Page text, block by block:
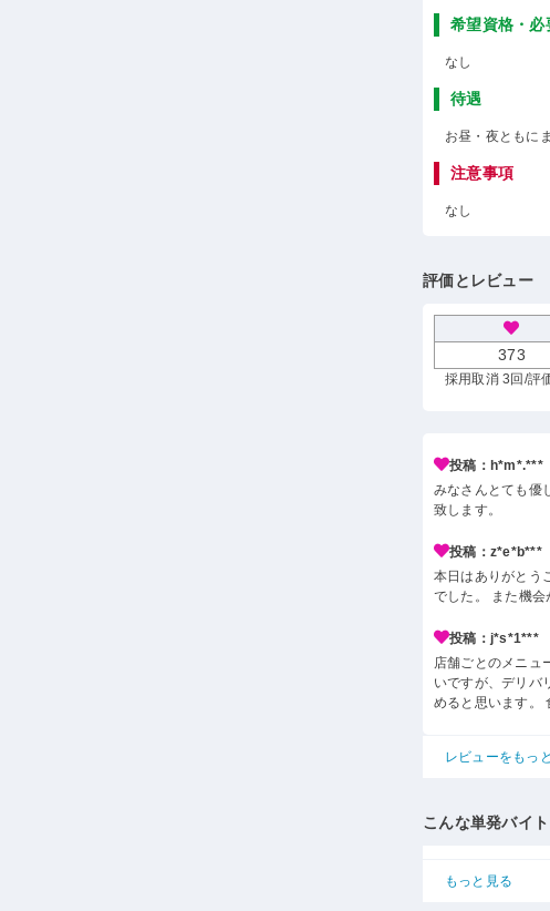
希望資格・必
なし
待遇
お昼・夜ともに
注意事項
なし
評価とレビュー
373
採用取消 3回 /評
投稿：h*m*.***
みなさんとても優
致します。
投稿：z*e*b***
本日はありがとう
でした。 また機会
投稿：j*s*1***
店舗ごとのメニュ
いですが、デリバ
めると思います。
レビューをもっ
こんな単発バイ
もっと見る